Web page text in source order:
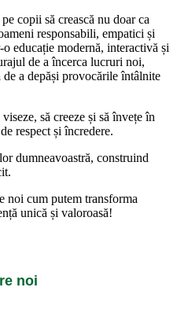
copii să crească nu doar ca
responsabili, empatici și
educație modernă, interactivă și
de a încerca lucruri noi,
a depăși provocările întâlnite
să creeze și să învețe în
respect și încredere.
dumneavoastră, construind
noi cum putem transforma
unică și valoroasă!
noi